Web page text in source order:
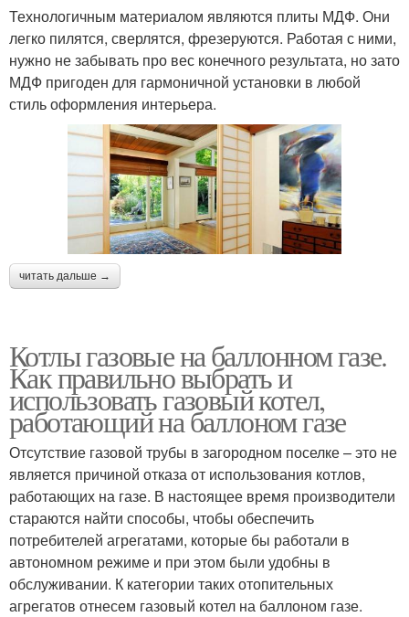
Технологичным материалом являются плиты МДФ. Они
легко пилятся, сверлятся, фрезеруются. Работая с ними,
нужно не забывать про вес конечного результата, но зато
МДФ пригоден для гармоничной установки в любой
стиль оформления интерьера.
читать дальше →
Котлы газовые на баллонном газе.
Как правильно выбрать и
использовать газовый котел,
работающий на баллоном газе
Отсутствие газовой трубы в загородном поселке – это не
является причиной отказа от использования котлов,
работающих на газе. В настоящее время производители
стараются найти способы, чтобы обеспечить
потребителей агрегатами, которые бы работали в
автономном режиме и при этом были удобны в
обслуживании. К категории таких отопительных
агрегатов отнесем газовый котел на баллоном газе.